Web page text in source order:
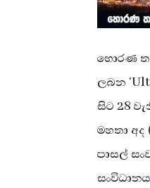
හොරණ
ලබන
සිට 28
මහතා අද
පාසල්